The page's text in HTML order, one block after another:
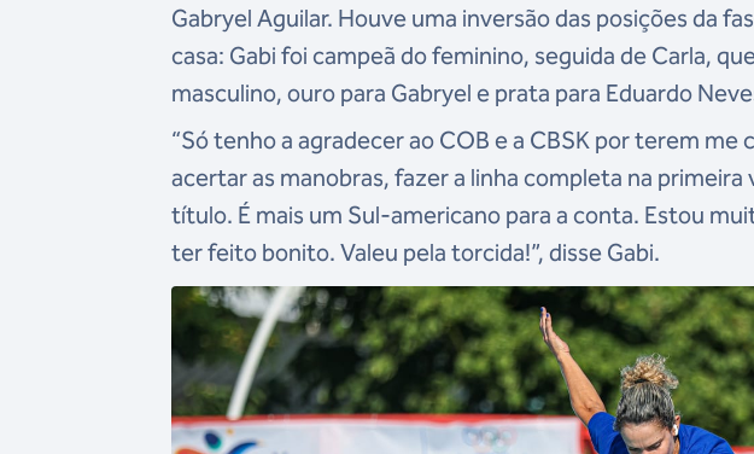
Gabryel Aguilar. Houve uma inversão das posições da
casa: Gabi foi campeã do feminino, seguida de Carla,
masculino, ouro para Gabryel e prata para Eduardo
“Só tenho a agradecer ao COB e a CBSK por terem me
acertar as manobras, fazer a linha completa na
título. É mais um Sul-americano para a conta. Estou
ter feito bonito. Valeu pela torcida!”, disse Gabi.